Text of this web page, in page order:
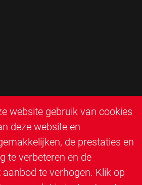
website gebruik van cookies
deze website en
de prestaties en
te verbeteren en de
te verhogen. Klik op